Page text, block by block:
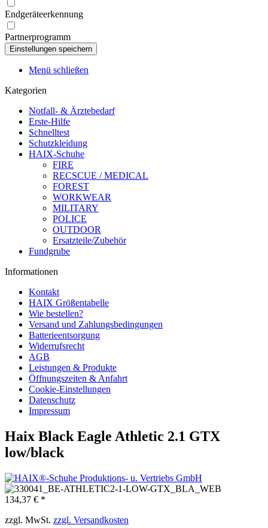
Endgeräteerkennung
Partnerprogramm
Menü schließen
Kategorien
Notfall- & Ärztebedarf
Erste-Hilfe
Schnelltest
Schutzkleidung
HAIX-Schuhe
FIRE
RECSCUE / MEDICAL
FOREST
WORKWEAR
MILITARY
POLICE
OUTDOOR
Ersatzteile/Zubehör
Fundgrube
Informationen
Kontakt
HAIX Größentabelle
Wie bestellen?
Versand und Zahlungsbedingungen
Batterieentsorgung
Widerrufsrecht
AGB
Leistungen & Produkte
Öffnungszeiten & Anfahrt
Cookie-Einstellungen
Datenschutz
Impressum
Haix Black Eagle Athletic 2.1 GTX
low/black
134,37 € *
zzgl. MwSt. zzgl. Versandkosten